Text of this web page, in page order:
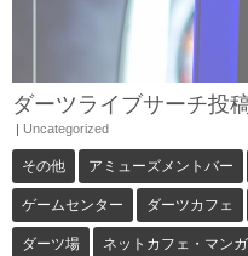
ダーツライブサーチ投
Uncategorized
その他 アミューズメントバー
ゲームセンター ダーツカフェ
ダーツ場 ネットカフェ・マン